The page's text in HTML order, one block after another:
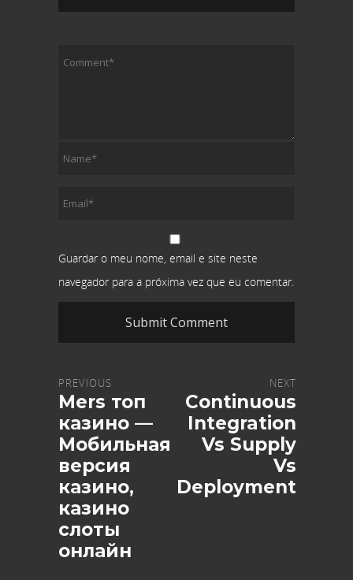
Guardar o meu nome, email e site neste
navegador para a próxima vez que eu comentar.
PREVIOUS
Mers топ
казино —
Мобильная
версия
казино,
казино
слоты
онлайн
NEXT
Continuous
Integration
Vs Supply
Vs
Deployment